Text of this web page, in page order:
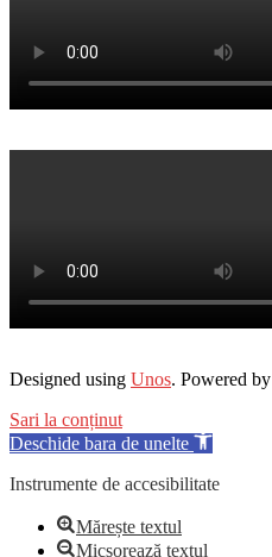
Designed using Unos. Powered by
Sari la conținut
Deschide bara de unelte
Instrumente de accesibilitate
Mărește textul
Micșorează textul